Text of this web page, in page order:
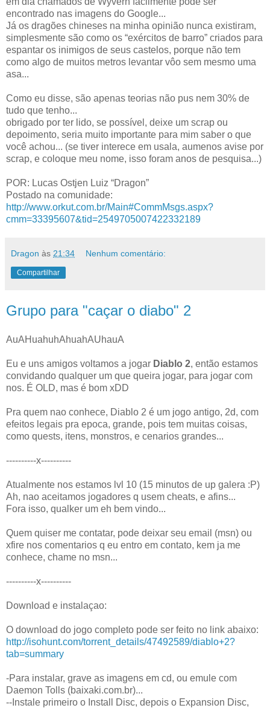
encontrado nas imagens do Google...
Já os dragões chineses na minha opinião nunca existiram,
simplesmente são como os “exércitos de barro” criados para
espantar os inimigos de seus castelos, porque não tem
como algo de muitos metros levantar vôo sem mesmo uma
asa...
Como eu disse, são apenas teorias não pus nem 30% de
tudo que tenho...
obrigado por ter lido, se possível, deixe um scrap ou
depoimento, seria muito importante para mim saber o que
você achou... (se tiver interece em usala, aumenos avise por
scrap, e coloque meu nome, isso foram anos de pesquisa...)
POR: Lucas Ostjen Luiz “Dragon”
Postado na comunidade:
http://www.orkut.com.br/Main#CommMsgs.aspx?
cmm=33395607&tid=2549705007422332189
Dragon às 21:34 Nenhum comentário:
Compartilhar
Grupo para "caçar o diabo" 2
AuAHuahuhAhuahAUhauA
Eu e uns amigos voltamos a jogar Diablo 2, então estamos
convidando qualquer um que queira jogar, para jogar com
nos. É OLD, mas é bom xDD
Pra quem nao conhece, Diablo 2 é um jogo antigo, 2d, com
efeitos legais pra epoca, grande, pois tem muitas coisas,
como quests, itens, monstros, e cenarios grandes...
----------x----------
Atualmente nos estamos lvl 10 (15 minutos de up galera :P)
Ah, nao aceitamos jogadores q usem cheats, e afins...
Fora isso, qualker um eh bem vindo...
Quem quiser me contatar, pode deixar seu email (msn) ou
xfire nos comentarios q eu entro em contato, kem ja me
conhece, chame no msn...
----------x----------
Download e instalaçao:
O download do jogo completo pode ser feito no link abaixo:
http://isohunt.com/torrent_details/47492589/diablo+2?
tab=summary
-Para instalar, grave as imagens em cd, ou emule com
Daemon Tolls (baixaki.com.br)...
--Instale primeiro o Install Disc, depois o Expansion Disc,